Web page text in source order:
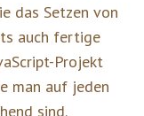
das Setzen von
auch fertige
Projekt
man auf jeden
sind.